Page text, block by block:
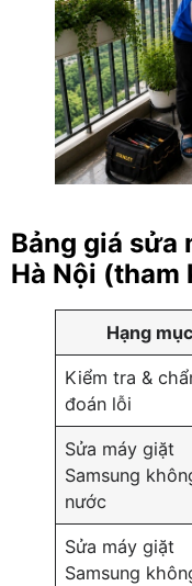
Bảng giá sửa
Hà Nội (tham
Hạng mục
Kiểm tra &
đoán lỗi
Sửa máy giặt
Samsung
nước
Sửa máy giặt
Samsung